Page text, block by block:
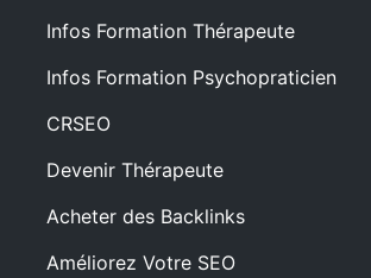
Infos Formation Thérapeute
Infos Formation Psychopraticien
CRSEO
Devenir Thérapeute
Acheter des Backlinks
Améliorez Votre SEO